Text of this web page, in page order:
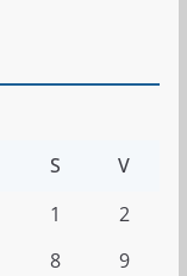
S V
1
2
8
9